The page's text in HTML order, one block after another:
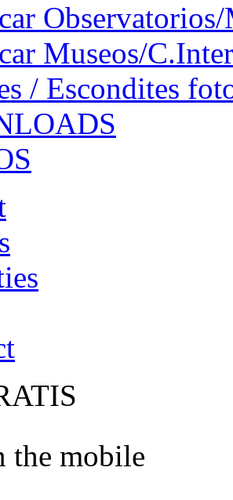
Museos/
/ Escondites
the mobile